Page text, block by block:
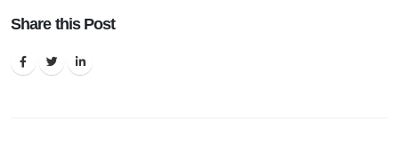
Share this Post